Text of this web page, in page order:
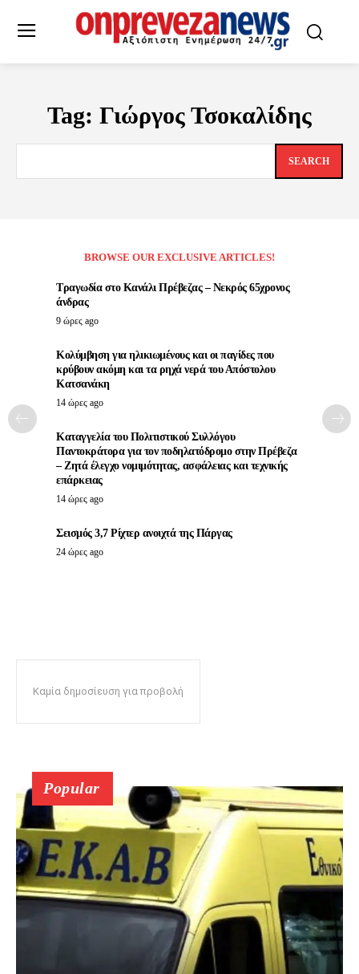
Tag: Γιώργος Τσοκαλίδης
SEARCH
BROWSE OUR EXCLUSIVE ARTICLES!
Τραγωδία στο Κανάλι Πρέβεζας – Νεκρός 65χρονος
άνδρας
9 ώρες ago
Κολύμβηση για ηλικιωμένους και οι παγίδες που
κρύβουν ακόμη και τα ρηχά νερά του Απόστολου
Κατσανάκη
14 ώρες ago
Καταγγελία του Πολιτιστικού Συλλόγου
Παντοκράτορα για τον ποδηλατόδρομο στην Πρέβεζα
– Ζητά έλεγχο νομιμότητας, ασφάλειας και τεχνικής
επάρκειας
14 ώρες ago
Σεισμός 3,7 Ρίχτερ ανοιχτά της Πάργας
24 ώρες ago
Καμία δημοσίευση για προβολή
Popular